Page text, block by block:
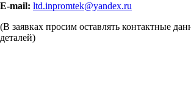
E-mail: ltd.inpromtek@yandex.ru
(В заявках просим оставлять контактные
деталей)